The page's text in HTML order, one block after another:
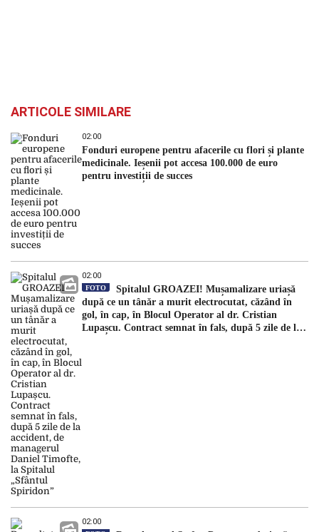
ARTICOLE SIMILARE
02:00
Fonduri europene pentru afacerile cu flori și plante
medicinale. Ieșenii pot accesa 100.000 de euro
pentru investiții de succes
02:00
FOTO
Spitalul GROAZEI! Mușamalizare uriașă
după ce un tânăr a murit electrocutat, căzând în
gol, în cap, în Blocul Operator al dr. Cristian
Lupașcu. Contract semnat în fals, după 5 zile de la
02:00